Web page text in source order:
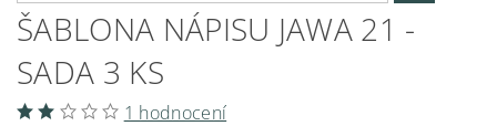
ŠABLONA NÁPISU JAWA 21 -
SADA 3 KS
1 hodnocení